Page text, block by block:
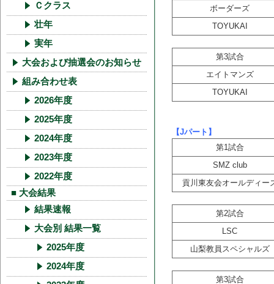
ボーダーズ
TOYUKAI
第3試合
エイトマンズ
TOYUKAI
【Jパート】
第1試合
SMZ club
貢川東友会オールディー
第2試合
LSC
山梨教員スペシャルズ
第3試合
Ｃクラス
壮年
実年
大会および抽選会のお知らせ
組み合わせ表
2026年度
2025年度
2024年度
2023年度
2022年度
■ 大会結果
結果速報
大会別 結果一覧
2025年度
2024年度